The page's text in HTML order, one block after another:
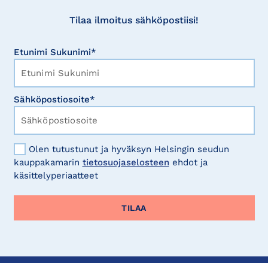
Tilaa ilmoitus sähköpostiisi!
Etunimi Sukunimi*
Sähköpostiosoite*
Olen tutustunut ja hyväksyn Helsingin seudun
kauppakamarin tietosuojaselosteen ehdot ja
käsittelyperiaatteet